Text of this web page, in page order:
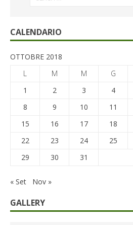
CALENDARIO
OTTOBRE 2018
L
M M G
1
2 3 4
8
9 10 11
15
16 17 18
22
23 24 25
29
30 31
« Set Nov »
GALLERY